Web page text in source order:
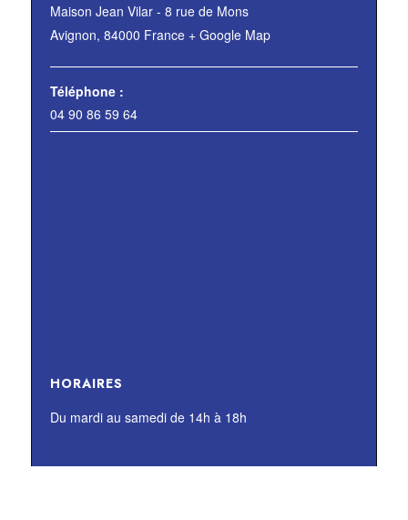
Maison Jean Vilar - 8 rue de Mons
Avignon, 84000 France + Google Map
Téléphone :
04 90 86 59 64
HORAIRES
Du mardi au samedi de 14h à 18h